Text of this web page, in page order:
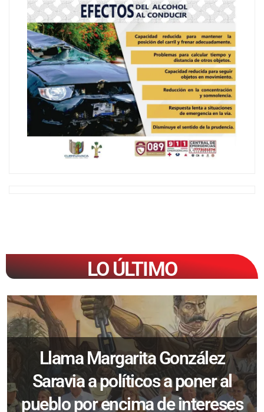
LO ÚLTIMO
Llama Margarita González
Saravia a políticos a poner al
pueblo por encima de intereses